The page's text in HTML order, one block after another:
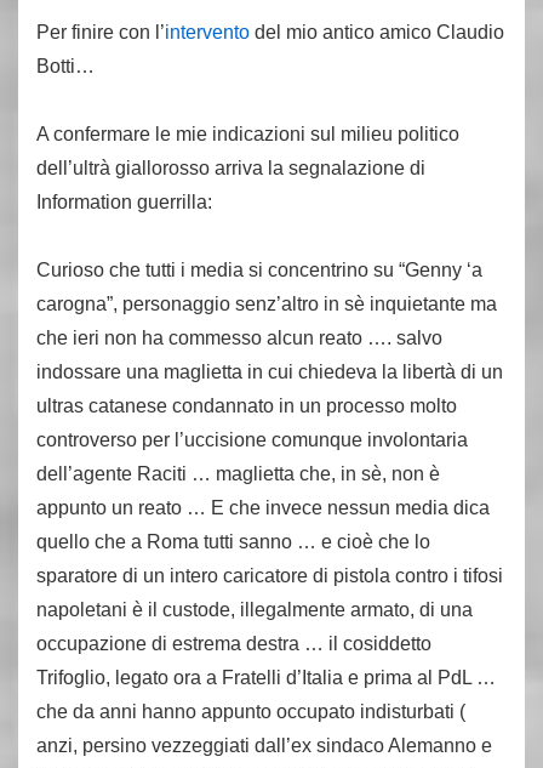
Per finire con l’intervento del mio antico amico Claudio
Botti…
A confermare le mie indicazioni sul milieu politico
dell’ultrà giallorosso arriva la segnalazione di
Information guerrilla:
Curioso che tutti i media si concentrino su “Genny ‘a
carogna”, personaggio senz’altro in sè inquietante ma
che ieri non ha commesso alcun reato …. salvo
indossare una maglietta in cui chiedeva la libertà di un
ultras catanese condannato in un processo molto
controverso per l’uccisione comunque involontaria
dell’agente Raciti … maglietta che, in sè, non è
appunto un reato … E che invece nessun media dica
quello che a Roma tutti sanno … e cioè che lo
sparatore di un intero caricatore di pistola contro i tifosi
napoletani è il custode, illegalmente armato, di una
occupazione di estrema destra … il cosiddetto
Trifoglio, legato ora a Fratelli d’Italia e prima al PdL …
che da anni hanno appunto occupato indisturbati (
anzi, persino vezzeggiati dall’ex sindaco Alemanno e